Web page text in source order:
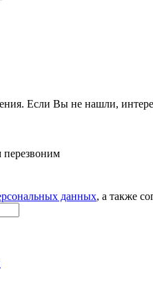
Если Вы не нашли,
данных, а также